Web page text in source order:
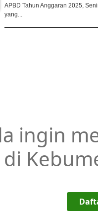
APBD Tahun Anggaran 2025,
yang...
ingin
di